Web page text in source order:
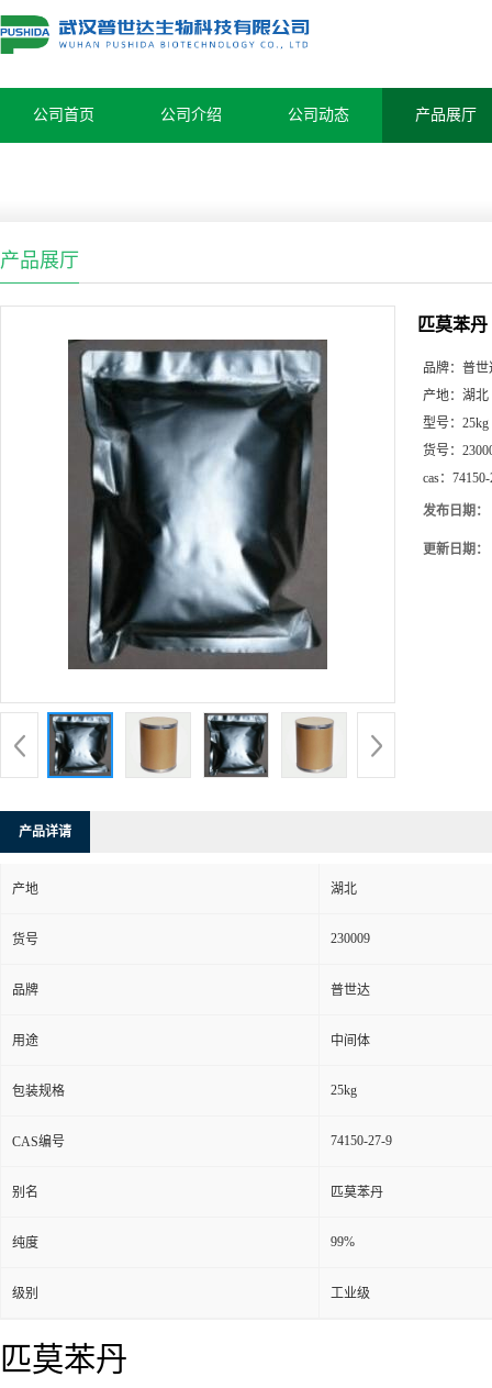
公司首页 公司介绍 公司动态 产品展厅
产品展厅
匹莫苯丹
品牌： 普世
产地： 湖北
型号： 25kg
货号：
cas：
发布日期：
更新日期：
产品详请
产地 湖北
货号 230009
品牌 普世达
用途 中间体
包装规格 25kg
CAS编号 74150-27-9
别名 匹莫苯丹
纯度 99%
级别 工业级
匹莫苯丹